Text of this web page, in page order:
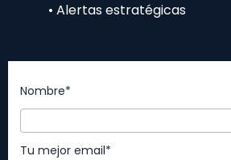
• Alertas estratégicas
Nombre*
Tu mejor email*